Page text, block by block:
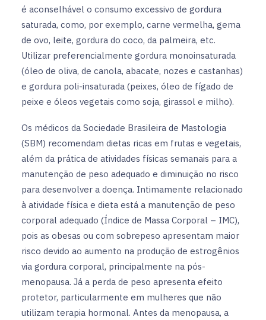
é aconselhável o consumo excessivo de gordura
saturada, como, por exemplo, carne vermelha, gema
de ovo, leite, gordura do coco, da palmeira, etc.
Utilizar preferencialmente gordura monoinsaturada
(óleo de oliva, de canola, abacate, nozes e castanhas)
e gordura poli-insaturada (peixes, óleo de fígado de
peixe e óleos vegetais como soja, girassol e milho).
Os médicos da Sociedade Brasileira de Mastologia
(SBM) recomendam dietas ricas em frutas e vegetais,
além da prática de atividades físicas semanais para a
manutenção de peso adequado e diminuição no risco
para desenvolver a doença. Intimamente relacionado
à atividade física e dieta está a manutenção de peso
corporal adequado (Índice de Massa Corporal – IMC),
pois as obesas ou com sobrepeso apresentam maior
risco devido ao aumento na produção de estrogênios
via gordura corporal, principalmente na pós-
menopausa. Já a perda de peso apresenta efeito
protetor, particularmente em mulheres que não
utilizam terapia hormonal. Antes da menopausa, a